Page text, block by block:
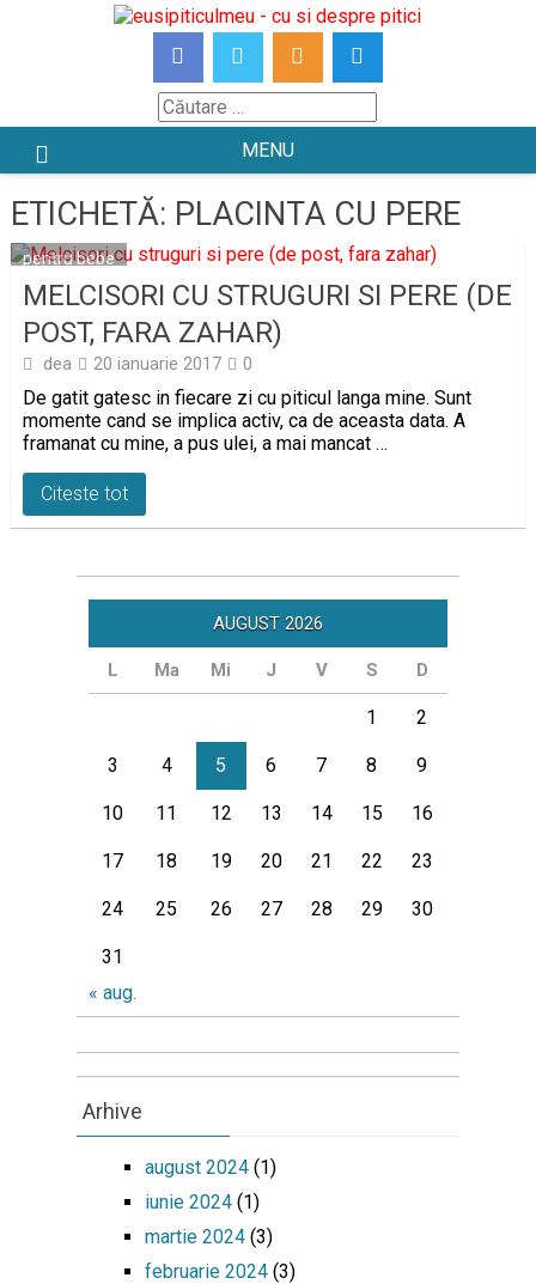
Căutare
MENU
ETICHETĂ: PLACINTA CU PERE
pentru bebe
MELCISORI CU STRUGURI SI PERE (DE
POST, FARA ZAHAR)
dea 20 ianuarie 2017 0
De gatit gatesc in fiecare zi cu piticul langa mine. Sunt
momente cand se implica activ, ca de aceasta data. A
framanat cu mine, a pus ulei, a mai mancat …
Citeste tot
AUGUST 2026
L Ma Mi J V S D
1 2
3 4 5 6 7 8 9
10 11 12 13 14 15 16
17 18 19 20 21 22 23
24 25 26 27 28 29 30
31
« aug.
Arhive
august 2024(1)
iunie 2024(1)
martie 2024(3)
februarie 2024(3)